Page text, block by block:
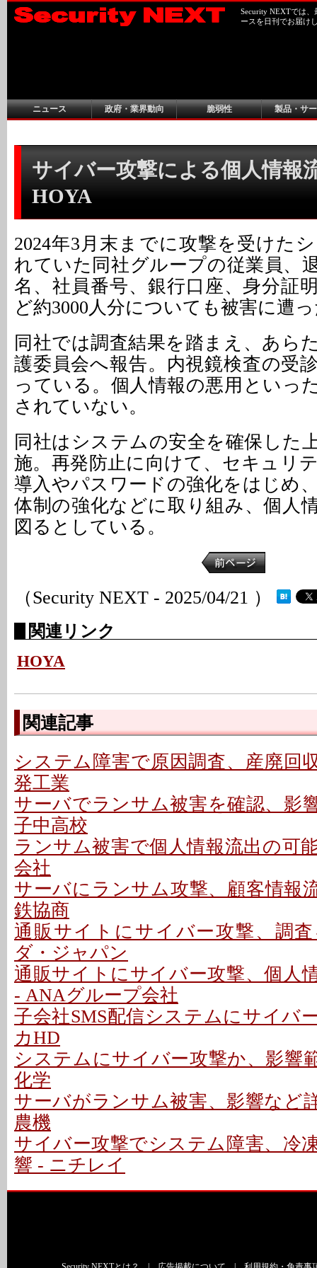
Security NEXTでは
ースを日刊でお届け
ニュース 政府・業界動向 脆弱性 製品・サ
サイバー攻撃による個人情報
HOYA
2024年3月末までに攻撃を受けた
れていた同社グループの従業員、
名、社員番号、銀行口座、身分証
ど約3000人分についても被害に遭
同社では調査結果を踏まえ、あら
護委員会へ報告。内視鏡検査の受
っている。個人情報の悪用といっ
されていない。
同社はシステムの安全を確保した
施。再発防止に向けて、セキュリ
導入やパスワードの強化をはじめ
体制の強化などに取り組み、個人
図るとしている。
（Security NEXT - 2025/04/21 ）
関連リンク
HOYA
関連記事
システム障害で原因調査、産廃回
発工業
サーバでランサム被害を確認、影
子中高校
ランサム被害で個人情報流出の可
会社
サーバにランサム攻撃、顧客情報
鉄協商
通販サイトにサイバー攻撃、調
ダ・ジャパン
通販サイトにサイバー攻撃、個人
- ANAグループ会社
子会社SMS配信システムにサイバ
カHD
システムにサイバー攻撃か、影響
化学
サーバがランサム被害、影響など
農機
サイバー攻撃でシステム障害、冷
響 - ニチレイ